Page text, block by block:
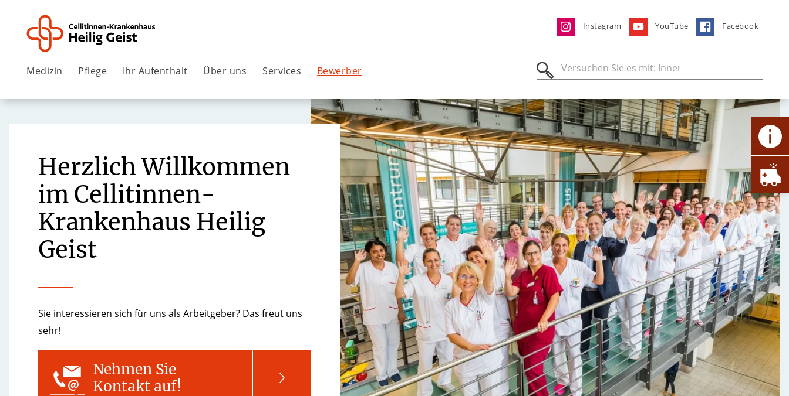
Instagram YouTube Facebook
Medizin Pflege Ihr Aufenthalt Über uns Services Bewerber
Herzlich Willkommen
im Cellitinnen-
Krankenhaus Heilig
Geist
Sie interessieren sich für uns als Arbeitgeber? Das freut uns
sehr!
Nehmen Sie
Kontakt auf!